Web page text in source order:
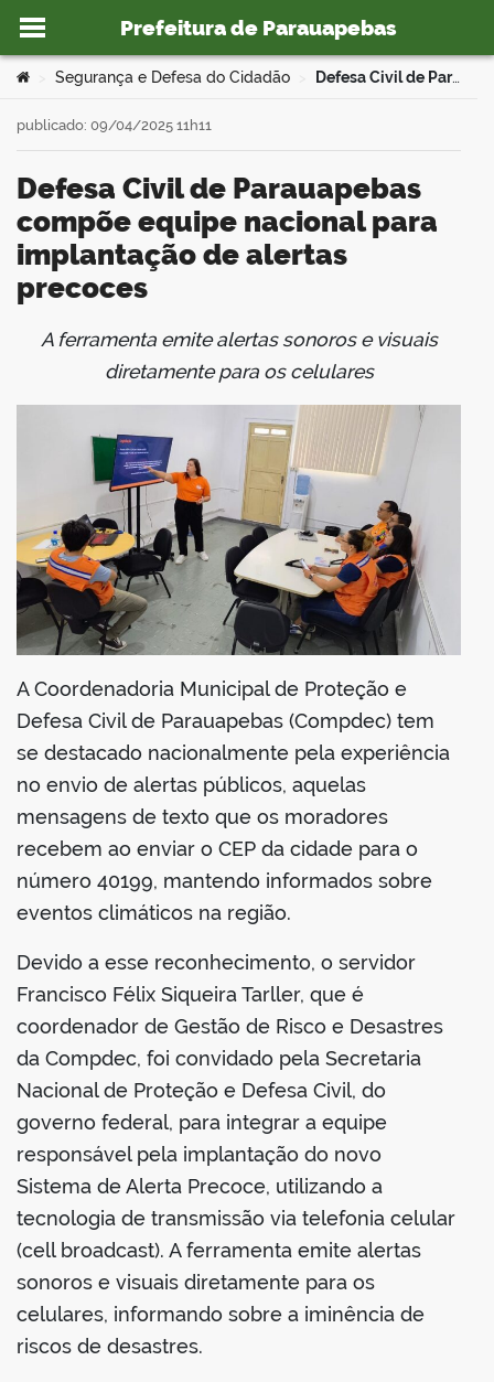
Ir para o conteúdo
Prefeitura de Parauapebas
portal
Você está aqui:
Segurança e Defesa do Cidadão Defesa Civil de Parauapebas compõe equipe nacional para implantação de alertas precoces
Defesa Civil de Parauapebas
compõe equipe nacional para
implantação de alertas
precoces
publicado: 09/04/2025 11h11
A ferramenta emite alertas sonoros e visuais
diretamente para os celulares
A Coordenadoria Municipal de Proteção e
Defesa Civil de Parauapebas (Compdec) tem
se destacado nacionalmente pela experiência
no envio de alertas públicos, aquelas
mensagens de texto que os moradores
recebem ao enviar o CEP da cidade para o
número 40199, mantendo informados sobre
eventos climáticos na região.
Devido a esse reconhecimento, o servidor
Francisco Félix Siqueira Tarller, que é
coordenador de Gestão de Risco e Desastres
da Compdec, foi convidado pela Secretaria
Nacional de Proteção e Defesa Civil, do
governo federal, para integrar a equipe
responsável pela implantação do novo
Sistema de Alerta Precoce, utilizando a
tecnologia de transmissão via telefonia celular
(cell broadcast). A ferramenta emite alertas
sonoros e visuais diretamente para os
celulares, informando sobre a iminência de
riscos de desastres.